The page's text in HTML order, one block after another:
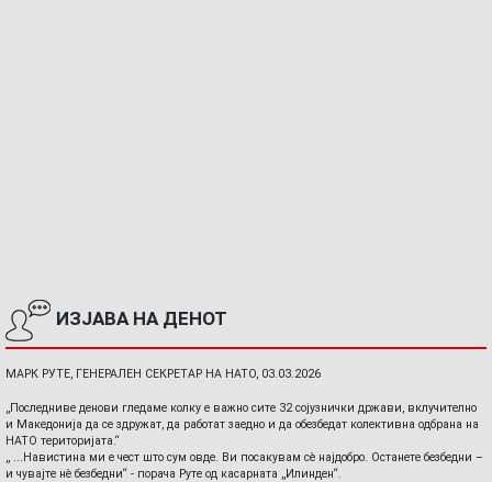
ИЗЈАВА НА ДЕНОТ
МАРК РУТЕ, ГЕНЕРАЛЕН СЕКРЕТАР НА НАТО, 03.03.2026
„Последниве денови гледаме колку е важно сите 32 сојузнички држави, вклучително
и Македонија да се здружат, да работат заедно и да обезбедат колективна одбрана на
НАТО територијата.“
„ ...Навистина ми е чест што сум овде. Ви посакувам сè најдобро. Останете безбедни –
и чувајте нè безбедни“ - порача Руте од касарната „Илинден“.